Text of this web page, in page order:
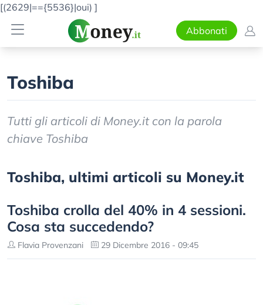
[(2629|=={5536}|oui) ]
Abbonati
Toshiba
Tutti gli articoli di Money.it con la parola
chiave Toshiba
Toshiba, ultimi articoli su Money.it
Toshiba crolla del 40% in 4 sessioni.
Cosa sta succedendo?
Flavia Provenzani 29 Dicembre 2016 - 09:45